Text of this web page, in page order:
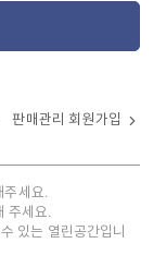
판매관리 회원가입
주세요.
주세요.
있는 열린공간입니